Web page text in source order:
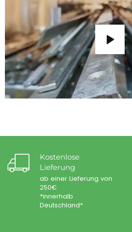
Kostenlose
Lieferung
ab einer Lieferung von
250€
*innerhalb
Deutschland*